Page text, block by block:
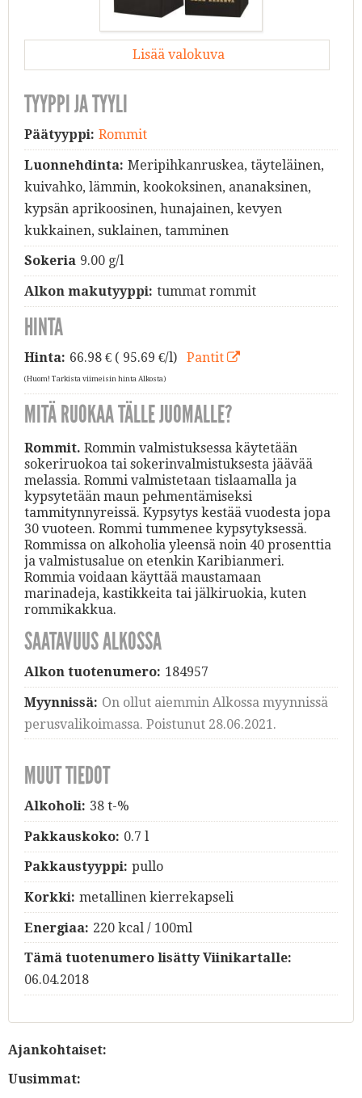
Lisää valokuva
TYYPPI JA TYYLI
Päätyyppi: Rommit
Luonnehdinta: Meripihkanruskea, täyteläinen,
kuivahko, lämmin, kookoksinen, ananaksinen,
kypsän aprikoosinen, hunajainen, kevyen
kukkainen, suklainen, tamminen
Sokeria 9.00 g/l
Alkon makutyyppi: tummat rommit
HINTA
Hinta: 66.98€ ( 95.69 €/l) Pantit
(Huom! Tarkista viimeisin hinta Alkosta)
MITÄ RUOKAA TÄLLE JUOMALLE?
Rommit. Rommin valmistuksessa käytetään
sokeriruokoa tai sokerinvalmistuksesta jäävää
melassia. Rommi valmistetaan tislaamalla ja
kypsytetään maun pehmentämiseksi
tammitynnyreissä. Kypsytys kestää vuodesta jopa
30 vuoteen. Rommi tummenee kypsytyksessä.
Rommissa on alkoholia yleensä noin 40 prosenttia
ja valmistusalue on etenkin Karibianmeri.
Rommia voidaan käyttää maustamaan
marinadeja, kastikkeita tai jälkiruokia, kuten
rommikakkua.
SAATAVUUS ALKOSSA
Alkon tuotenumero: 184957
Myynnissä: On ollut aiemmin Alkossa myynnissä
perusvalikoimassa. Poistunut 28.06.2021.
MUUT TIEDOT
Alkoholi: 38 t-%
Pakkauskoko: 0.7 l
Pakkaustyyppi: pullo
Korkki: metallinen kierrekapseli
Energiaa: 220 kcal / 100ml
Tämä tuotenumero lisätty Viinikartalle:
06.04.2018
Ajankohtaiset:
Uusimmat: